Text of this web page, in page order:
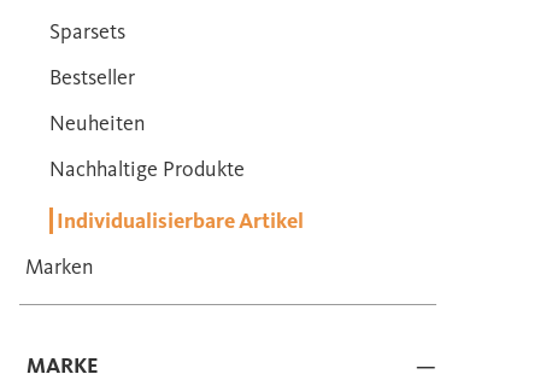
Sparsets
Bestseller
Neuheiten
Nachhaltige Produkte
Individualisierbare Artikel
Marken
MARKE